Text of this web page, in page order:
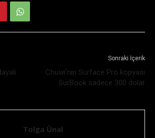
Sonraki İçerik
Chuwi’nin Surface Pro kopyası
SurBook sadece 300 dolar
Tolga Ünal